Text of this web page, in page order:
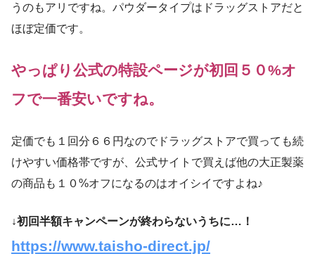
うのもアリですね。パウダータイプはドラッグストアだと
ほぼ定価です。
やっぱり公式の特設ページが初回５０%オ
フで一番安いですね。
定価でも１回分６６円なのでドラッグストアで買っても続
けやすい価格帯ですが、公式サイトで買えば他の大正製薬
の商品も１０%オフになるのはオイシイですよね♪
↓初回半額キャンペーンが終わらないうちに…！
https://www.taisho-direct.jp/